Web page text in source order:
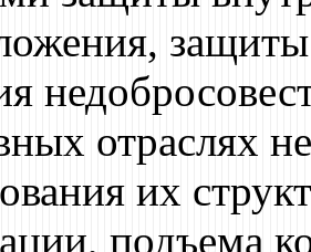
отраслях
их
подъема